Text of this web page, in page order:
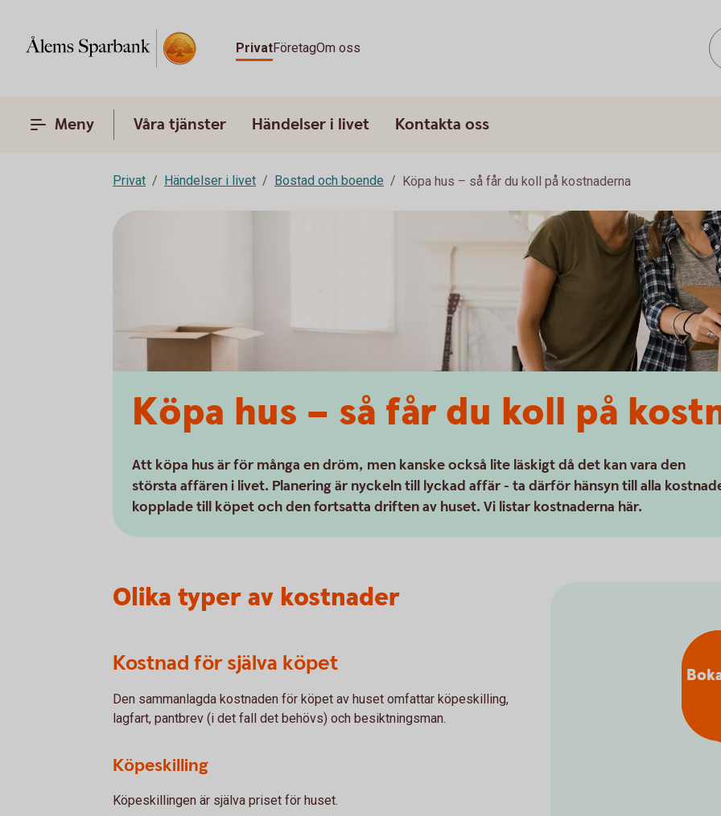
PrivatFöretagOm oss
Meny Våra tjänster Händelser i livet Kontakta oss
Privat Händelser i livet Bostad och boende Köpa hus – så får du koll på kostnaderna
Köpa hus – så får du koll på
Att köpa hus är för många en dröm, men kanske också lite läskigt då det kan vara den
största affären i livet. Planering är nyckeln till lyckad affär - ta därför hänsyn till alla
kopplade till köpet och den fortsatta driften av huset. Vi listar kostnaderna här.
Olika typer av kostnader
Kostnad för själva köpet
Den sammanlagda kostnaden för köpet av huset omfattar köpeskilling,
lagfart, pantbrev (i det fall det behövs) och besiktningsman.
Köpeskilling
Köpeskillingen är själva priset för huset.